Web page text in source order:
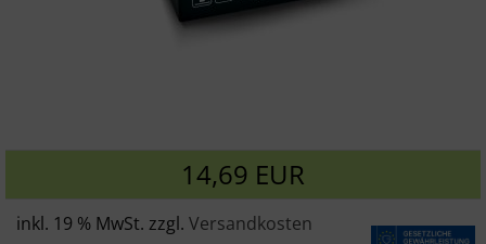
14,69 EUR
inkl. 19 % MwSt. zzgl. Versandkosten